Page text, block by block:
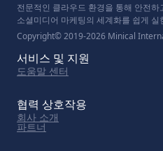
전문적인 클라우드 환경을 통해 안전
소셜미디어 마케팅의 세계화를 쉽게
Copyright© 2019-2026 Minical
서비스 및 지원
도움말 센터
협력 상호작용
회사 소개
파트너